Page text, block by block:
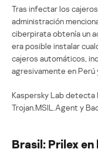
Tras infectar los
administración
ciberpirata obtenía un
era posible instalar
cajeros automáticos,
agresivamente en Perú
Kaspersky Lab detecta
Trojan.MSIL.Agent y
Brasil: Prilex en